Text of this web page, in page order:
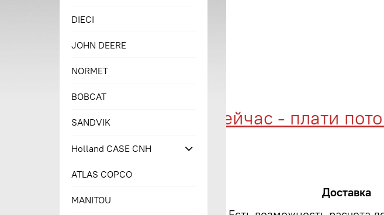
Купи сейчас - плати потом
Доставка
DIECI
JOHN DEERE
NORMET
BOBCAT
SANDVIK
Holland CASE CNH
ATLAS COPCO
MANITOU